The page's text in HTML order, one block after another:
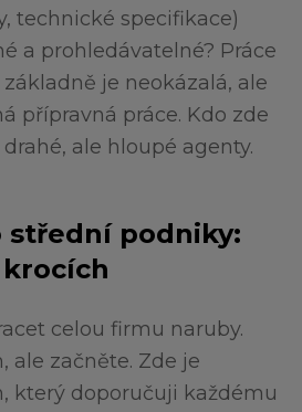
technické specifikace)
a prohledávatelné? Práce
je neokázalá, ale
přípravná práce. Kdo zde
ale hloupé agenty.
střední podniky:
krocích
celou firmu naruby.
ale začněte. Zde je
který doporučuji každému